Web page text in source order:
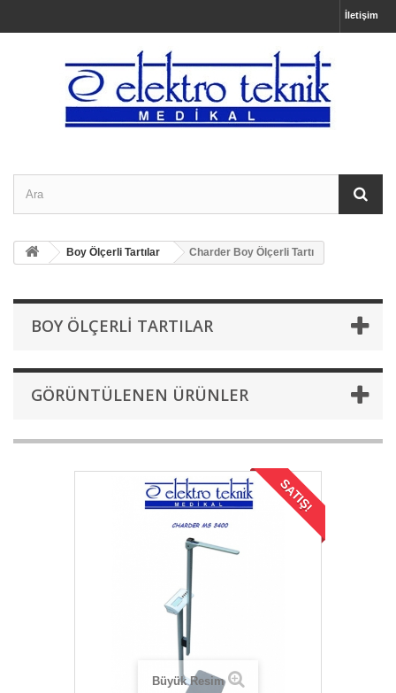
İletişim
Boy Ölçerli Tartılar Charder Boy Ölçerli Tartı
BOY ÖLÇERLI TARTILAR
GÖRÜNTÜLENEN ÜRÜNLER
SATIŞ!
Büyük Resim